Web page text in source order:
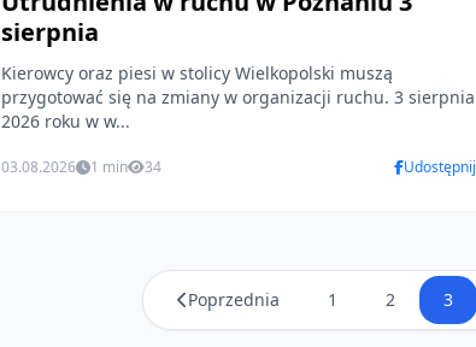
sierpnia
Kierowcy oraz piesi w stolicy Wielkopolski muszą
przygotować się na zmiany w organizacji ruchu. 3 sierpnia
2026 roku w w...
03.08.2026 1 min 34 Udostępnij
Poprzednia 1 2 3